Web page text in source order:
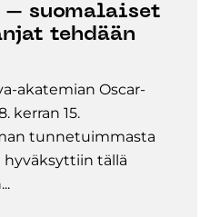
– suomalaiset
tehdään
akatemian Oscar-
kerran 15.
tunnetuimmasta
tällä